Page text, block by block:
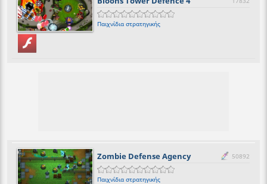
Παιχνίδια στρατηγικής
Zombie Defense Agency 50892
Παιχνίδια στρατηγικής